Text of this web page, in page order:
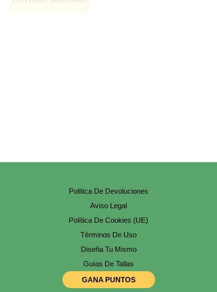
Política De Devoluciones
Aviso Legal
Política De Cookies (UE)
Términos De Uso
Diseña Tu Mismo
Guías De Tallas
GANA PUNTOS